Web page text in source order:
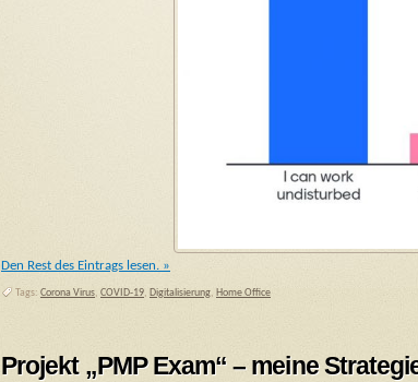
Den Rest des Eintrags lesen. »
Tags: Corona Virus, COVID-19, Digitalisierung, Home Office
Projekt „PMP Exam“ – meine